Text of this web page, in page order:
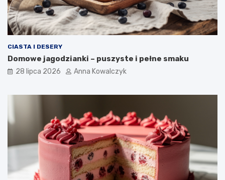
CIASTA I DESERY
Domowe jagodzianki – puszyste i pełne smaku
28 lipca 2026 Anna Kowalczyk